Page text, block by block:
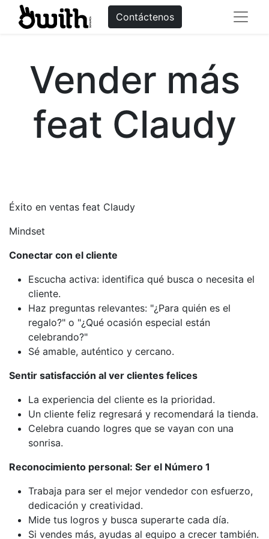
Contáctenos
Vender más
feat Claudy
Éxito en ventas feat Claudy
Mindset
Conectar con el cliente
Escucha activa: identifica qué busca o necesita el
cliente.
Haz preguntas relevantes: "¿Para quién es el
regalo?" o "¿Qué ocasión especial están
celebrando?"
Sé amable, auténtico y cercano.
Sentir satisfacción al ver clientes felices
La experiencia del cliente es la prioridad.
Un cliente feliz regresará y recomendará la tienda.
Celebra cuando logres que se vayan con una
sonrisa.
Reconocimiento personal: Ser el Número 1
Trabaja para ser el mejor vendedor con esfuerzo,
dedicación y creatividad.
Mide tus logros y busca superarte cada día.
Si vendes más, ayudas al equipo a crecer también.